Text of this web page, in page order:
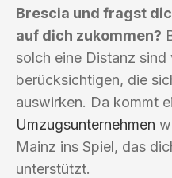
Brescia und fragst
auf dich zukommen?
solch eine Distanz sind
berücksichtigen, die
auswirken. Da kommt
Umzugsunternehmen
Mainz ins Spiel, das
unterstützt.